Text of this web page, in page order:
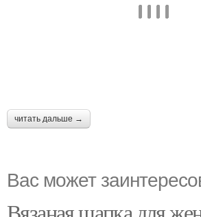
читать дальше →
Вас может